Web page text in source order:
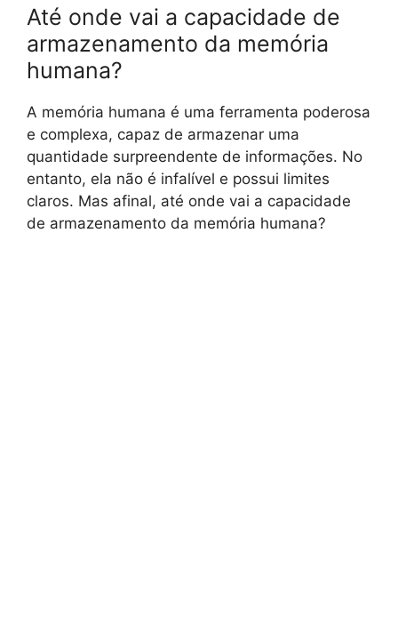
Até onde vai a capacidade de
armazenamento da memória
humana?
A memória humana é uma ferramenta poderosa
e complexa, capaz de armazenar uma
quantidade surpreendente de informações. No
entanto, ela não é infalível e possui limites
claros. Mas afinal, até onde vai a capacidade
de armazenamento da memória humana?